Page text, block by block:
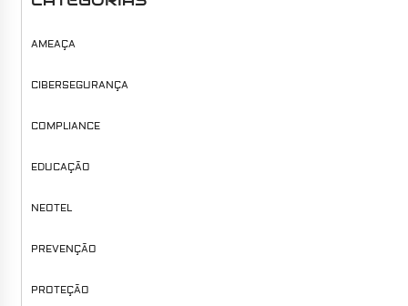
AMEAÇA
CIBERSEGURANÇA
COMPLIANCE
EDUCAÇÃO
NEOTEL
PREVENÇÃO
PROTEÇÃO